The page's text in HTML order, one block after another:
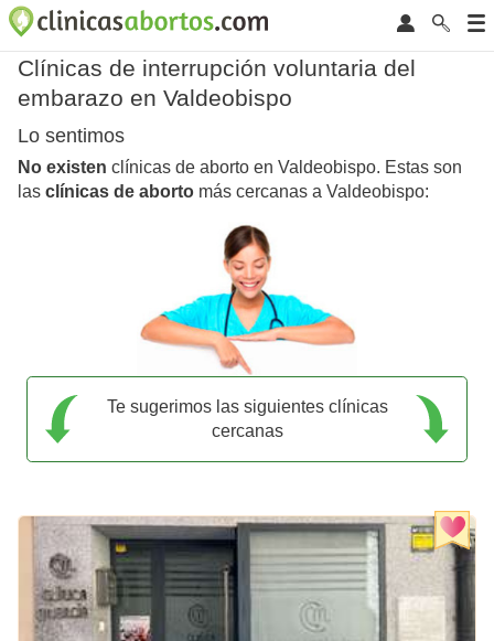
Clínicas de interrupción voluntaria del
embarazo en Valdeobispo
Lo sentimos
No existen clínicas de aborto en Valdeobispo. Estas son
las clínicas de aborto más cercanas a Valdeobispo:
Te sugerimos las siguientes clínicas
cercanas